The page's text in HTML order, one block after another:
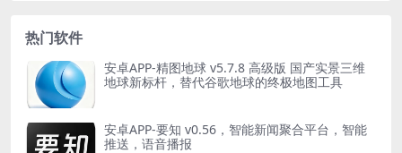
热门软件
安卓APP-精图地球 v5.7.8 高级版 国产实景三维
地球新标杆，替代谷歌地球的终极地图工具
安卓APP-要知 v0.56，智能新闻聚合平台，智能
推送，语音播报